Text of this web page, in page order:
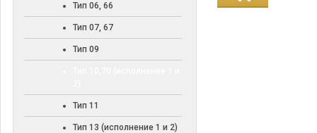
Тип 06, 66
Тип 07, 67
Тип 09
Тип 11
Тип 13 (исполнение 1 и 2)